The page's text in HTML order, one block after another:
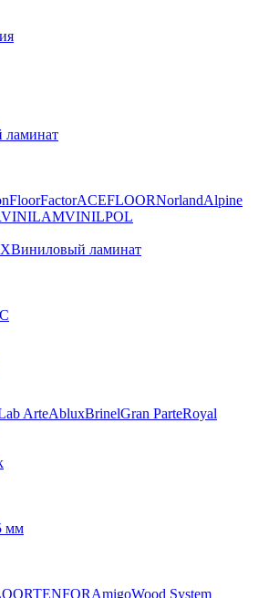
ламинат
FloorFactorACEFLOORNorlandAlpine
VINILAMVINILPOL
Виниловый ламинат
ArteAbluxBrinelGran ParteRoyal
мм
TENFORAmigoWood System